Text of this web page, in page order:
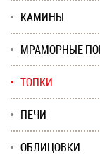
КАМИНЫ
МРАМОРНЫЕ
ТОПКИ
ПЕЧИ
ОБЛИЦОВКИ